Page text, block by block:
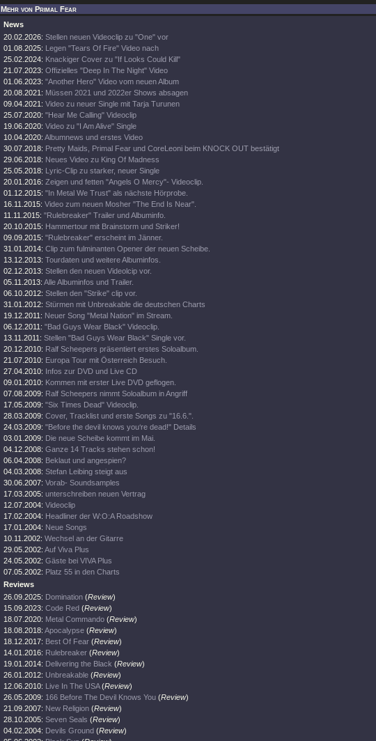
Mehr von Primal Fear
News
20.02.2026: Stellen neuen Videoclip zu "One" vor
01.08.2025: Legen "Tears Of Fire" Video nach
25.02.2024: Knackiger Cover zu "If Looks Could Kill"
21.07.2023: Offizielles "Deep In The Night" Video
01.06.2023: "Another Hero" Video vom neuen Album
20.08.2021: Müssen 2021 und 2022er Shows absagen
09.04.2021: Video zu neuer Single mit Tarja Turunen
25.07.2020: "Hear Me Calling" Videoclip
19.06.2020: Video zu "I Am Alive" Single
10.04.2020: Albumnews und erstes Video
30.07.2018: Pretty Maids, Primal Fear und CoreLeoni beim KNOCK OUT bestätigt
29.06.2018: Neues Video zu King Of Madness
25.05.2018: Lyric-Clip zu starker, neuer Single
20.01.2016: Zeigen und fetten "Angels O Mercy"- Videoclip.
01.12.2015: "In Metal We Trust" als nächste Hörprobe.
16.11.2015: Video zum neuen Mosher "The End Is Near".
11.11.2015: "Rulebreaker" Trailer und Albuminfo.
20.10.2015: Hammertour mit Brainstorm und Striker!
09.09.2015: "Rulebreaker" erscheint im Jänner.
31.01.2014: Clip zum fulminanten Opener der neuen Scheibe.
13.12.2013: Tourdaten und weitere Albuminfos.
02.12.2013: Stellen den neuen Videolcip vor.
05.11.2013: Alle Albuminfos und Trailer.
06.10.2012: Stellen den "Strike" clip vor.
31.01.2012: Stürmen mit Unbreakable die deutschen Charts
19.12.2011: Neuer Song "Metal Nation" im Stream.
06.12.2011: "Bad Guys Wear Black" Videoclip.
13.11.2011: Stellen "Bad Guys Wear Black" Single vor.
20.12.2010: Ralf Scheepers präsentiert erstes Soloalbum.
21.07.2010: Europa Tour mit Österreich Besuch.
27.04.2010: Infos zur DVD und Live CD
09.01.2010: Kommen mit erster Live DVD geflogen.
07.08.2009: Ralf Scheepers nimmt Soloalbum in Angriff
17.05.2009: "Six Times Dead" Videoclip.
28.03.2009: Cover, Tracklist und erste Songs zu "16.6.".
24.03.2009: "Before the devil knows you‘re dead!" Details
03.01.2009: Die neue Scheibe kommt im Mai.
04.12.2008: Ganze 14 Tracks stehen schon!
06.04.2008: Beklaut und angespien?
04.03.2008: Stefan Leibing steigt aus
30.06.2007: Vorab- Soundsamples
17.03.2005: unterschreiben neuen Vertrag
12.07.2004: Videoclip
17.02.2004: Headliner der W:O:A Roadshow
17.01.2004: Neue Songs
10.11.2002: Wechsel an der Gitarre
29.05.2002: Auf Viva Plus
24.05.2002: Gäste bei VIVA Plus
07.05.2002: Platz 55 in den Charts
Reviews
26.09.2025: Domination (Review)
15.09.2023: Code Red (Review)
18.07.2020: Metal Commando (Review)
18.08.2018: Apocalypse (Review)
18.12.2017: Best Of Fear (Review)
14.01.2016: Rulebreaker (Review)
19.01.2014: Delivering the Black (Review)
26.01.2012: Unbreakable (Review)
12.06.2010: Live In The USA(Review)
26.05.2009: 166 Before The Devil Knows You (Review)
21.09.2007: New Religion (Review)
28.10.2005: Seven Seals (Review)
04.02.2004: Devils Ground (Review)